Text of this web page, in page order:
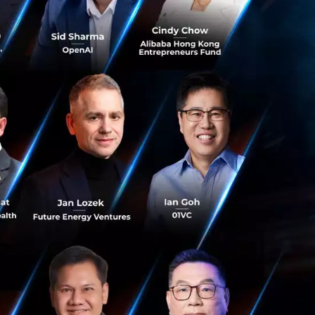
สเป็นบริษัท ที่
การข้อมูลให้เป็น
ำคัญของการ
บบ เพื่อให้ข้อมูลมี
มั่นคงปลอดภัย
ยงานภาครัฐ ซึ่งมี
ด้านเทคโนโลยี
เคลื่อนด้วยข้อมูล
ให้ทันต่อการ